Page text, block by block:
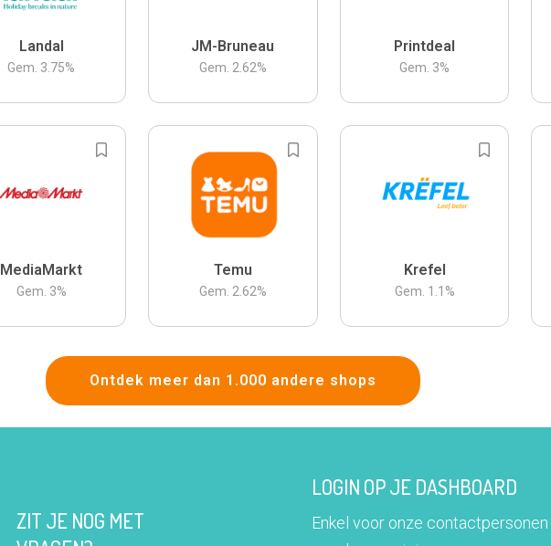
Landal
Gem. 3.75%
JM-Bruneau
Gem. 2.62%
Printdeal
Gem. 3%
MediaMarkt
Gem. 3%
Temu
Gem. 2.62%
Krefel
Gem. 1.1 %
Ontdek meer dan 1.000 andere shops
ZIT JE NOG MET
LOGIN OP JE DASHBOARD
Enkel voor onze contactpersonen